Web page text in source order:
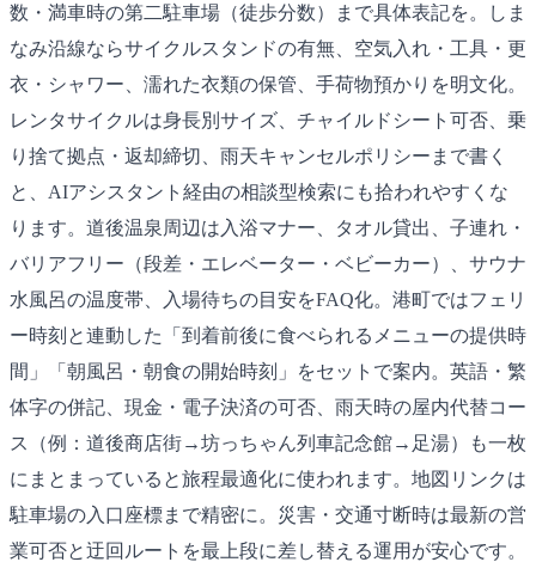
数・満車時の第二駐車場（徒歩分数）まで具体表記を。しま
なみ沿線ならサイクルスタンドの有無、空気入れ・工具・更
衣・シャワー、濡れた衣類の保管、手荷物預かりを明文化。
レンタサイクルは身長別サイズ、チャイルドシート可否、乗
り捨て拠点・返却締切、雨天キャンセルポリシーまで書く
と、AIアシスタント経由の相談型検索にも拾われやすくな
ります。道後温泉周辺は入浴マナー、タオル貸出、子連れ・
バリアフリー（段差・エレベーター・ベビーカー）、サウナ
水風呂の温度帯、入場待ちの目安をFAQ化。港町ではフェリ
ー時刻と連動した「到着前後に食べられるメニューの提供時
間」「朝風呂・朝食の開始時刻」をセットで案内。英語・繁
体字の併記、現金・電子決済の可否、雨天時の屋内代替コー
ス（例：道後商店街→坊っちゃん列車記念館→足湯）も一枚
にまとまっていると旅程最適化に使われます。地図リンクは
駐車場の入口座標まで精密に。災害・交通寸断時は最新の営
業可否と迂回ルートを最上段に差し替える運用が安心です。